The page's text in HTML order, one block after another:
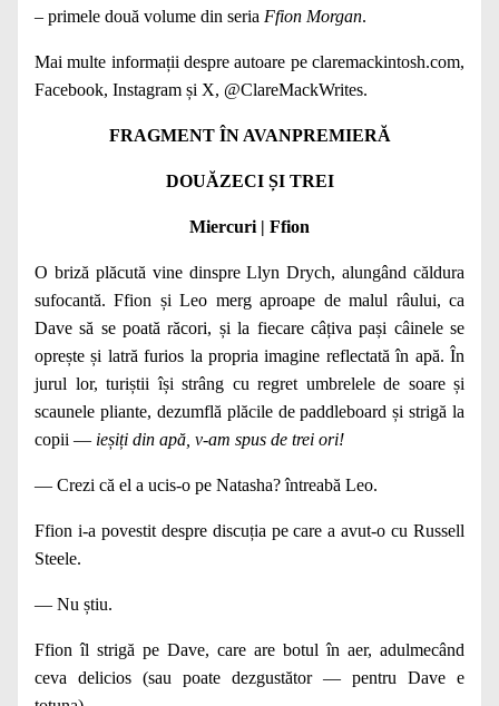
– primele două volume din seria Ffion Morgan.
Mai multe informații despre autoare pe claremackintosh.com,
Facebook, Instagram și X, @ClareMackWrites.
FRAGMENT ÎN AVANPREMIERĂ
DOUĂZECI ȘI TREI
Miercuri | Ffion
O briză plăcută vine dinspre Llyn Drych, alungând căldura
sufocantă. Ffion și Leo merg aproape de malul râului, ca
Dave să se poată răcori, și la fiecare câțiva pași câinele se
oprește și latră furios la propria imagine reflectată în apă. În
jurul lor, turiștii își strâng cu regret umbrelele de soare și
scaunele pliante, dezumflă plăcile de paddleboard și strigă la
copii — ieșiți din apă, v‑am spus de trei ori!
— Crezi că el a ucis‑o pe Natasha? întreabă Leo.
Ffion i‑a povestit despre discuția pe care a avut‑o cu Russell
Steele.
— Nu știu.
Ffion îl strigă pe Dave, care are botul în aer, adul­mecând
ceva delicios (sau poate dezgustător — pentru Dave e